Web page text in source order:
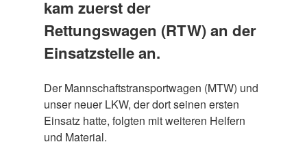
kam zuerst der
Rettungswagen (RTW) an der
Einsatzstelle an.
Der Mannschaftstransportwagen (MTW) und
unser neuer LKW, der dort seinen ersten
Einsatz hatte, folgten mit weiteren Helfern
und Material.